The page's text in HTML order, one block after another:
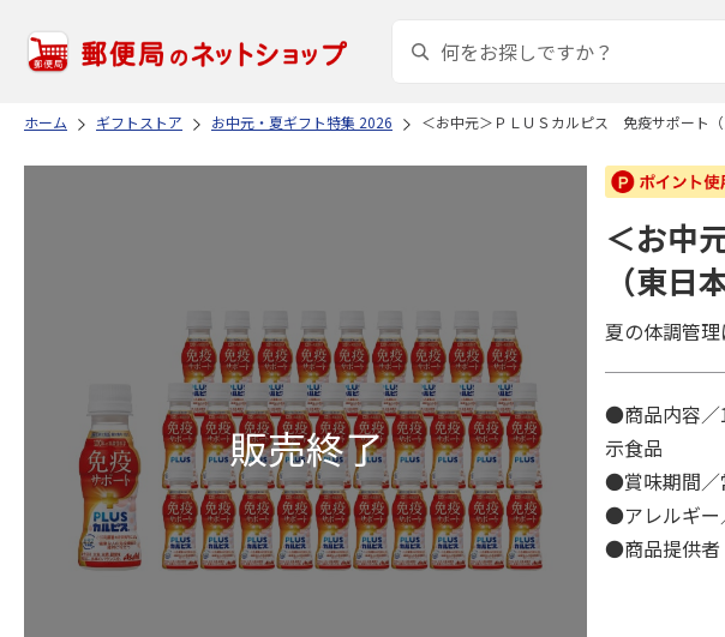
ホーム ギフトストア お中元・夏ギフト特集 2026 ＜お中元＞ＰＬＵＳカルピス 免疫サポート（
＜お中
（東日
夏の体調管理
●商品内容
示食品
●賞味期間
●アレルギ
●商品提供